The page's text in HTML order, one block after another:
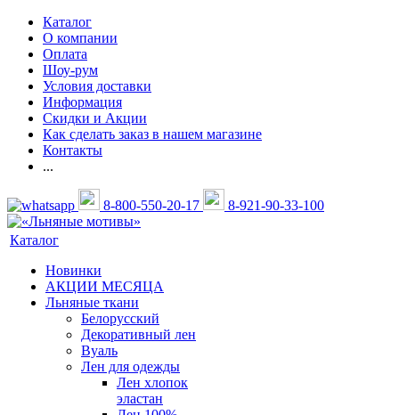
Каталог
О компании
Оплата
Шоу-рум
Условия доставки
Информация
Скидки и Акции
Как сделать заказ в нашем магазине
Контакты
...
8-800-550-20-17 8-921-90-33-100
Каталог
Новинки
АКЦИИ МЕСЯЦА
Льняные ткани
Белорусский
Декоративный лен
Вуаль
Лен для одежды
Лен хлопок
эластан